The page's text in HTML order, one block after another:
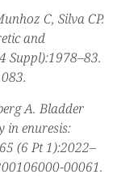
C, Silva CP.
and
Suppl):1978–83.
A. Bladder
in enuresis:
(6 Pt 1):2022–
00061.